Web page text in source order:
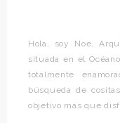
Hola, soy Noe.
situada en el
totalmente
búsqueda de
objetivo más que